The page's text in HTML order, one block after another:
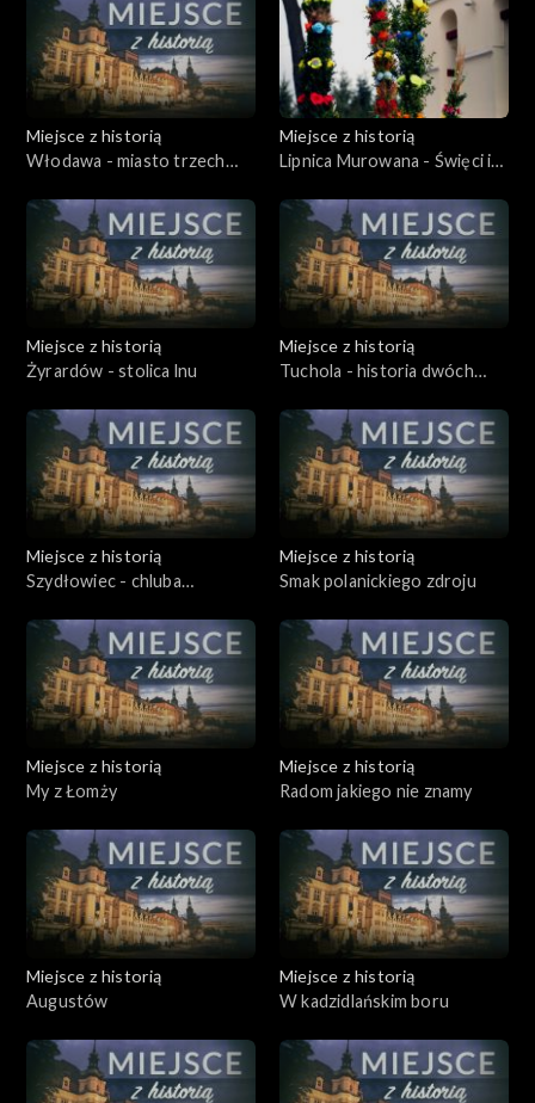
tomy. Korzystali z nich wybitni kompozytorzy: Witold
Lutosławski, Andrzej Panufnik, Henryk Mikołaj Górecki i Karol
Szymanowski.
Miejsce z historią
Włodawa - miasto trzech
Miejsce z historią
Lipnica Murowana - Święci i
Miejsce z historią
Żyrardów - stolica lnu
Miejsce z historią
Tuchola - historia dwóch
Miejsce z historią
Szydłowiec - chluba
Miejsce z historią
Smak polanickiego zdroju
Miejsce z historią
My z Łomży
Miejsce z historią
Radom jakiego nie znamy
Miejsce z historią
Augustów
Miejsce z historią
W kadzidlańskim boru